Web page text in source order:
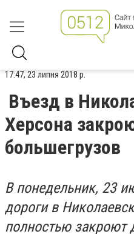
17:47, 23 липня 2018 р.
Въезд в
Херсона
большегрузов
В понедельник, 23
дороги в
полностью закроют